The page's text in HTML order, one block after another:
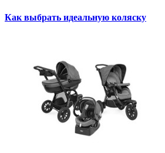
Как выбрать идеальную коляску